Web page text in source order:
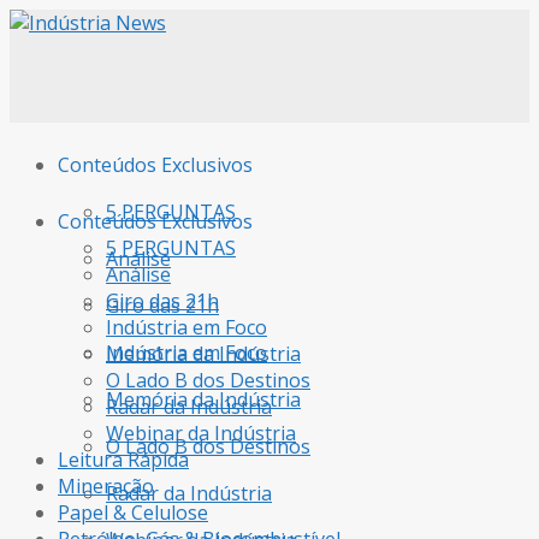
Conteúdos Exclusivos
5 PERGUNTAS
Análise
Giro das 21h
Indústria em Foco
Memória da Indústria
O Lado B dos Destinos
Radar da Indústria
Conteúdos Exclusivos
5 PERGUNTAS
Análise
Giro das 21h
Indústria em Foco
Memória da Indústria
O Lado B dos Destinos
Radar da Indústria
Webinar da Indústria
Leitura Rápida
Mineração
Papel & Celulose